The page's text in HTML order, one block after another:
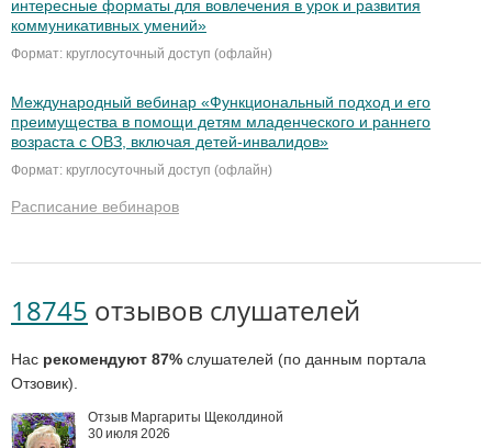
интересные форматы для вовлечения в урок и развития
коммуникативных умений»
Формат: круглосуточный доступ (офлайн)
Международный вебинар «Функциональный подход и его
преимущества в помощи детям младенческого и раннего
возраста с ОВЗ, включая детей-инвалидов»
Формат: круглосуточный доступ (офлайн)
Расписание вебинаров
18745 отзывов слушателей
Нас рекомендуют 87% слушателей (по данным портала
Отзовик).
Отзыв Маргариты Щеколдиной
30 июля 2026